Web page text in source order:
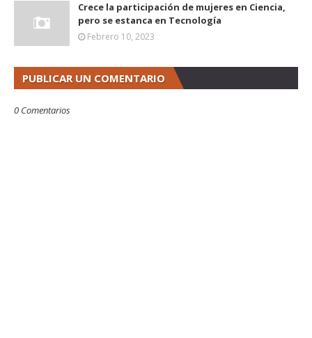
Crece la participación de mujeres en Ciencia,
pero se estanca en Tecnología
Febrero 10, 2023
PUBLICAR UN COMENTARIO
0 Comentarios